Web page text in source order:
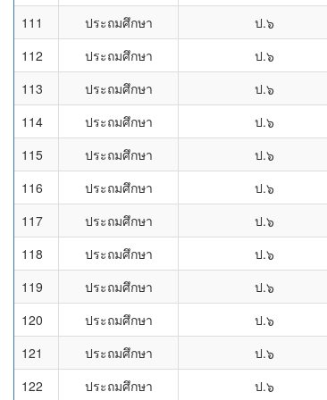
111 ประถมศึกษา ป.๖
112
ประถมศึกษา ป.๖
113
ประถมศึกษา ป.๖
114
ประถมศึกษา ป.๖
115
ประถมศึกษา ป.๖
116
ประถมศึกษา ป.๖
117
ประถมศึกษา ป.๖
118
ประถมศึกษา ป.๖
119
ประถมศึกษา ป.๖
120
ประถมศึกษา ป.๖
121
ประถมศึกษา ป.๖
122
ประถมศึกษา ป.๖